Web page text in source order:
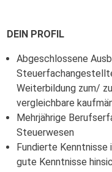
DEIN PROFIL
Abgeschlossene
Weiterbildung zum/
vergleichbare
Mehrjährige
Steuerwesen
Fundierte Kenntnisse
gute Kenntnisse